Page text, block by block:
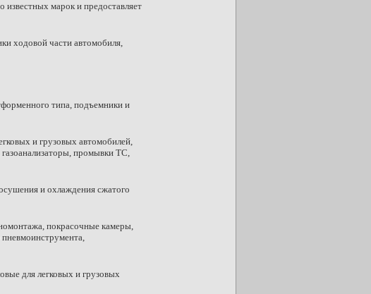
марок и предоставляет
ходовой части автомобиля,
типа, подъемники и
и грузовых автомобилей,
промывки ТС,
и охлаждения сжатого
покрасочные камеры,
для легковых и грузовых